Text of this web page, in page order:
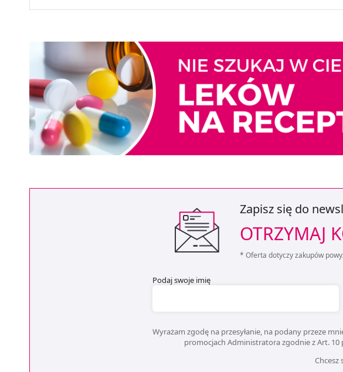
Zapisz się do
OTRZYMAJ
* Oferta dotyczy zakupów
Podaj swoje imię
Wyrażam zgodę na przesyłanie, na podany przeze
promocjach Administratora zgodnie z Art. 10
Chcesz